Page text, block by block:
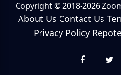
Copyright © 2018-2026
About Us Contact Us
Privacy Policy